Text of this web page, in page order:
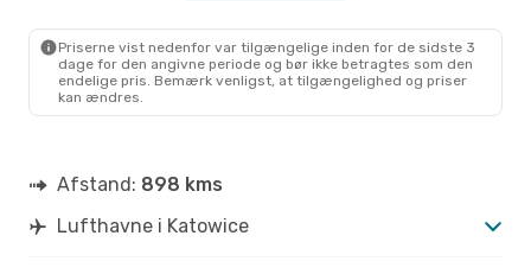
BLL- KTW
Priserne vist nedenfor var tilgængelige inden for de sidste 3
dage for den angivne periode og bør ikke betragtes som den
endelige pris. Bemærk venligst, at tilgængelighed og priser
kan ændres.
Afstand: 898 kms
Lufthavne i Katowice